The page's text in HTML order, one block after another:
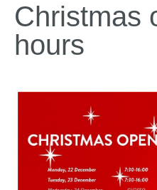
Christmas
hours